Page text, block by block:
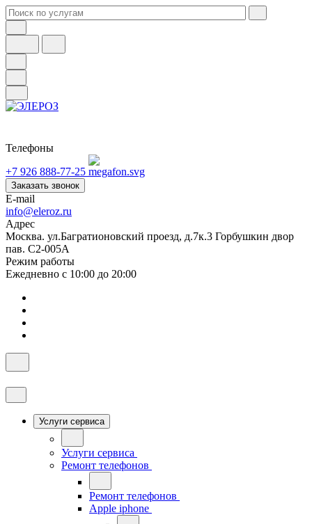
Телефоны
+7 926 888-77-25
Заказать звонок
E-mail
info@eleroz.ru
Адрес
Москва. ул.Багратионовский проезд, д.7к.3 Горбушкин двор
пав. C2-005A
Режим работы
Ежедневно с 10:00 до 20:00
Услуги сервиса
Услуги сервиса
Ремонт телефонов
Ремонт телефонов
Apple iphone